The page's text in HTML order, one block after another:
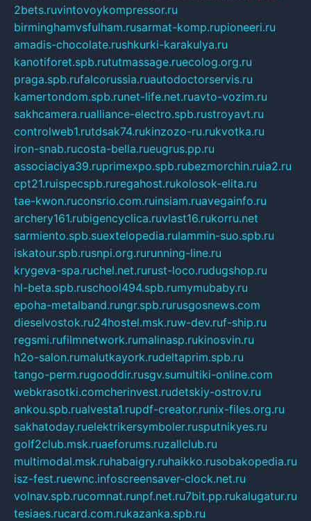
2bets.ruvintovoykompressor.ru
birminghamvsfulham.rusarmat-komp.rupioneeri.ru
amadis-chocolate.rushkurki-karakulya.ru
kanotiforet.spb.rututmassage.ruecolog.org.ru
praga.spb.rufalcorussia.ruautodoctorservis.ru
kamertondom.spb.runet-life.net.ruavto-vozim.ru
sakhcamera.rualliance-electro.spb.rustroyavt.ru
controlweb1.rutdsak74.rukinzozo-ru.rukvotka.ru
iron-snab.rucosta-bella.rueugrus.pp.ru
associaciya39.ruprimexpo.spb.rubezmorchin.ruia2.ru
cpt21.ruispecspb.ruregahost.rukolosok-elita.ru
tae-kwon.ruconsrio.com.ruinsiam.ruavegainfo.ru
archery161.rubigencyclica.ruvlast16.rukorru.net
sarmiento.spb.suextelopedia.rulammin-suo.spb.ru
iskatour.spb.rusnpi.org.rurunning-line.ru
krygeva-spa.ruchel.net.rurust-loco.rudugshop.ru
hl-beta.spb.ruschool494.spb.rumymubaby.ru
epoha-metalband.rungr.spb.rurusgosnews.com
dieselvostok.ru24hostel.msk.ruw-dev.ruf-ship.ru
regsmi.rufilmnetwork.rumalinasp.rukinosvin.ru
h2o-salon.rumalutkayork.rudeltaprim.spb.ru
tango-perm.rugooddir.rusgv.sumultiki-online.com
webkrasotki.comcherinvest.rudetskiy-ostrov.ru
ankou.spb.rualvesta1.rupdf-creator.runix-files.org.ru
sakhatoday.ruelektrikersymboler.rusputnikyes.ru
golf2club.msk.ruaeforums.ruzallclub.ru
multimodal.msk.ruhabaigry.ruhaikko.rusobakopedia.ru
isz-fest.ruewnc.infoscreensaver-clock.net.ru
volnav.spb.rucomnat.runpf.net.ru7bit.pp.rukalugatur.ru
tesiaes.rucard.com.rukazanka.spb.ru